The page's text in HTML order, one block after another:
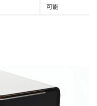
可能